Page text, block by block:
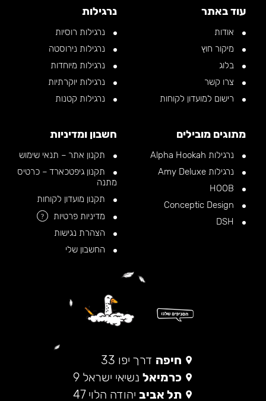
עוד באתר
אודות
מיקור חוץ
בלוג
צרו קשר
רישום למועדון לקוחות
נרגילות
נרגילות רוסיות
נרגילות נירוסטה
נרגילות מיוחדות
נרגילות יוקרתיות
נרגילות קטנות
מתוגים מובילים
נרגילות Alpha Hookah
נרגילות Amy Deluxe
חשבון ומדיניות
תקנון אתר – תנאי שימוש
תקנון גיפטכארד – כרטיס
מתנה
תקנון מועדון לקוחות
מדיניות פרטיות
?
הצהרת נגישות
החשבון שלי
חיפה דרך יפו 33
כרמיאל נשיאי ישראל 9
תל אביב יהודה הלוי 47